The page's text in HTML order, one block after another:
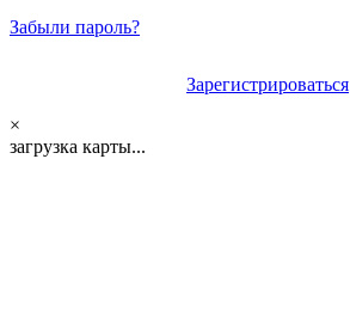
Забыли пароль?
Зарегистрироваться
×
загрузка карты...